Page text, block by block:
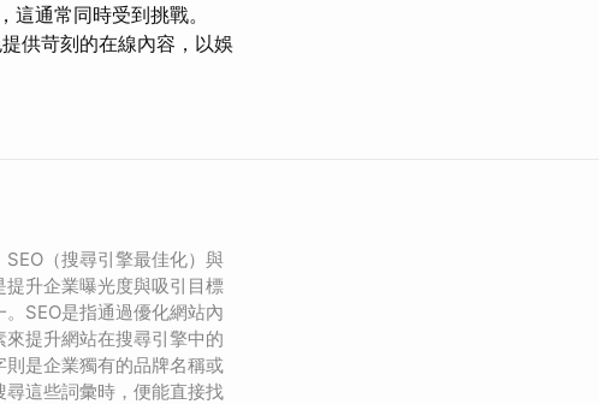
通常同時受到挑戰。
供苛刻的在線內容，以娛
（搜尋引擎最佳化）與
升企業曝光度與吸引目標
SEO是指通過優化網站內
提升網站在搜尋引擎中的
是企業獨有的品牌名稱或
這些詞彙時，便能直接找